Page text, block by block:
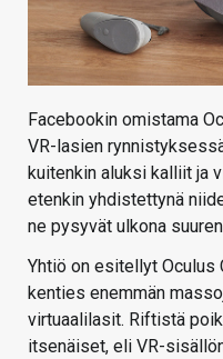
HAKU
Facebookin omistama
VR-lasien
kuitenkin aluksi kalliit ja
etenkin yhdistettynä
ne pysyvät ulkona
Yhtiö on esitellyt Oculus
kenties enemmän
virtuaalilasit. Riftistä
itsenäiset, eli VR-